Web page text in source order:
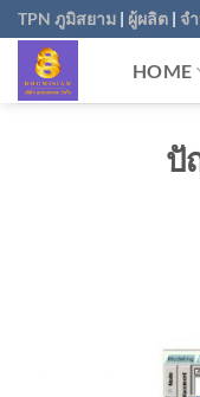
Skip
to
content
TPN ภูมิสยาม | ผู้ผลิต | จ
HOME
ปั